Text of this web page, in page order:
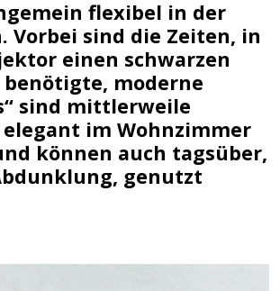
flexibel in der
Vorbei sind die Zeiten, in
einen schwarzen
moderne
sind mittlerweile
im Wohnzimmer
können auch tagsüber,
genutzt